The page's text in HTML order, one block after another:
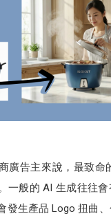
廣告主來說，最致命
一般的 AI 生成往往
發生產品 Logo 扭曲